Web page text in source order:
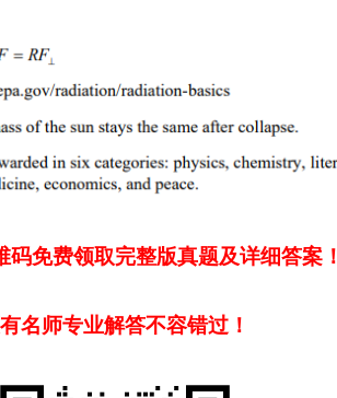
码免费领取完整版真题及详细答案！
名师专业解答不容错过！